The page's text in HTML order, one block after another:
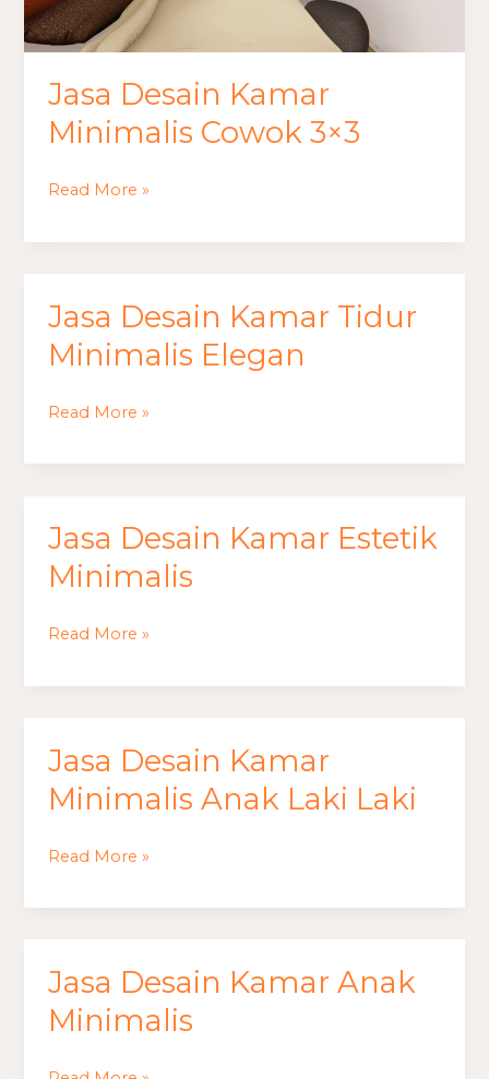
Jasa Desain Kamar
Minimalis Cowok 3×3
Read More »
Jasa Desain Kamar Tidur
Minimalis Elegan
Jasa
Desain
Kamar
Read More »
Jasa Desain Kamar Estetik
Minimalis
Jasa
Desain
Kamar
Read More »
Jasa Desain Kamar
Minimalis Anak Laki Laki
Jasa
Desain
Kamar
Read More »
Jasa Desain Kamar Anak
Minimalis
Jasa
Desain
Kamar